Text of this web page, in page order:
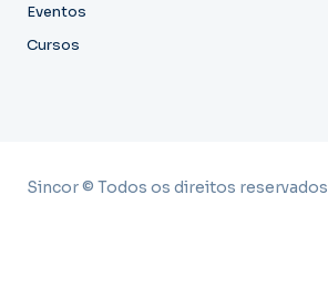
Eventos
Cursos
Sincor © Todos os direitos reservados